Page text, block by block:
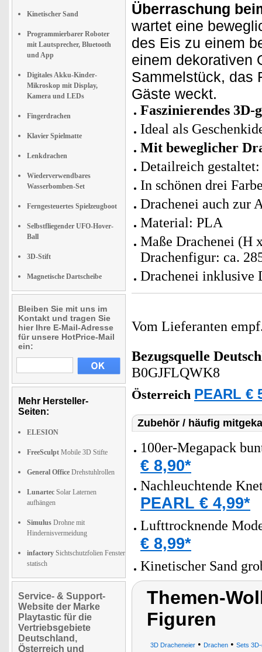
Kinetischer Sand
Programmierbarer Roboter
mit Lautsprecher, Bluetooth
und App
Digitales Akku-Kinder-
Mikroskop mit Display,
Kamera und LEDs
Fingerdrachen
Klavier Spielmatte
Lenkdrachen
Wiederverwendbares
Wasserbomben-Set
Ferngesteuertes Spielzeugboot
Selbstfliegender UFO-Hover-
Ball
3D-Stift
Magnetische Dartscheibe
Bleiben Sie mit uns im
Kontakt und tragen Sie
hier Ihre E-Mail-Adresse
für unsere HotPrice-Mail
ein:
Mehr Hersteller-
Seiten:
ELESION
FreeSculpt Mobile 3D Stifte
General Office Drehstuhlrollen
Lunartec Solar Laternen
aufhängen
Simulus Drohne mit
Hindernisvermeidung
infactory Sichtschutzfolien Fenster
statisch
Service- & Support-
Website der Marke
Playtastic für die
Vertriebsgebiete
Deutschland,
Österreich und
Überraschung
wartet eine
des Eis zu einem
einem dekorativen
Sammelstück, das
Gäste weckt.
Faszinierendes 3D-
Ideal als
Mit beweglicher
Detailreich
In schönen drei
Drachenei auch zur
Material: PLA
Maße Drachenei (H
Drachenfigur: ca.
Drachenei inklusive
Vom Lieferanten
Bezugsquelle
B0GJFLQWK8
Österreich PEARL €
Zubehör / häufig
100er-Megapack
€ 8,90*
Nachleuchtende
PEARL € 4,99*
Lufttrocknende
€ 8,99*
Kinetischer Sand
Themen-
Figuren
3D Dracheneier• Drachen• Sets